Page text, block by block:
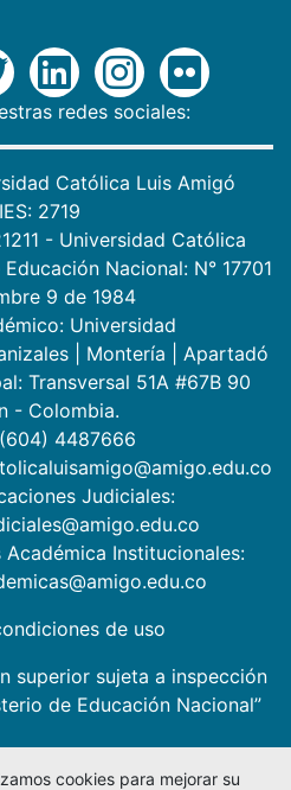
redes sociales:
Católica Luis Amigó
2719
- Universidad Católica
Nacional: N° 17701
9 de 1984
Universidad
Montería
Apartadó
Transversal 51A #67B 90
- Colombia.
4487666
Judiciales:
Institucionales:
de uso
superior sujeta a inspección
de Educación Nacional”
cookies para mejorar su